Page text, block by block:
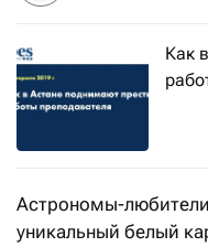
Как
Астрономы-
уникальный белый